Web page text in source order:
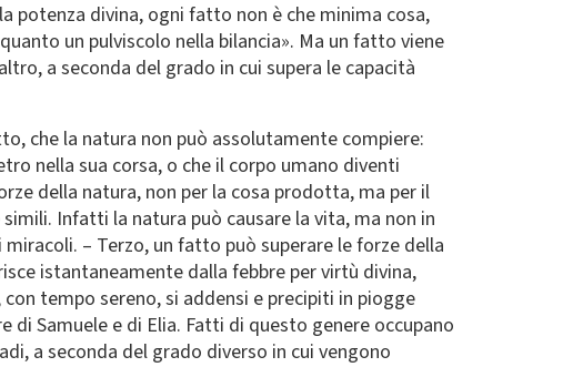
potenza divina, ogni fatto non è che minima cosa,
un pulviscolo nella bilancia». Ma un fatto viene
a seconda del grado in cui supera le capacità
che la natura non può assolutamente compiere:
nella sua corsa, o che il corpo umano diventi
della natura, non per la cosa prodotta, ma per il
Infatti la natura può causare la vita, ma non in
– Terzo, un fatto può superare le forze della
istantaneamente dalla febbre per virtù divina,
tempo sereno, si addensi e precipiti in piogge
di Samuele e di Elia. Fatti di questo genere occupano
a seconda del grado diverso in cui vengono